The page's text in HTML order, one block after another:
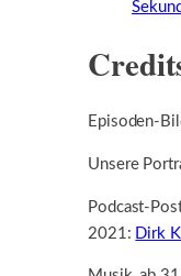
Episoden-
Unsere
Podcast-
2021: Dirk